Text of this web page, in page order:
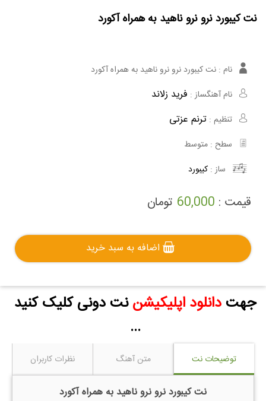
نت کیبورد نرو نرو ناهید به همراه آکورد
نام : نت کیبورد نرو نرو ناهید به همراه آکورد
نام آهنگساز : فرید زلاند
تنظیم : ترنم عزتی
سطح : متوسط
ساز : کیبورد
قیمت : 60,000 تومان
اضافه به سبد خرید
جهتدانلود اپلیکیشن نت دونی کلیک کنید
...
توضیحات نت متن آهنگ نظرات کاربران
نت کیبورد نرو نرو ناهید به همراه آکورد